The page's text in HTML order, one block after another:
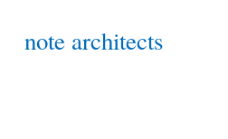
note architects